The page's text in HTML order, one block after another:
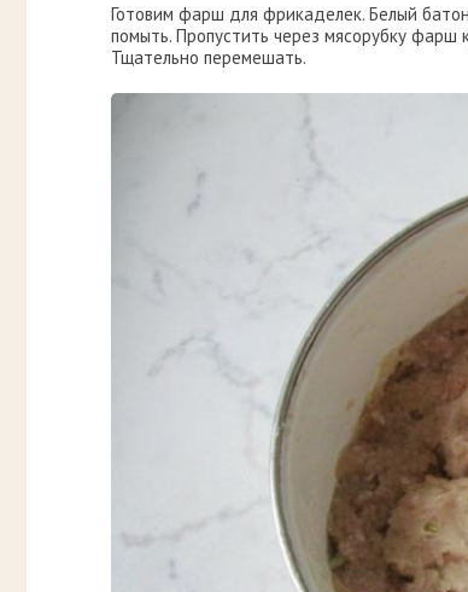
Готовим фарш для фрикаделек. Белый
помыть. Пропустить через мясорубку фарш
Тщательно перемешать.